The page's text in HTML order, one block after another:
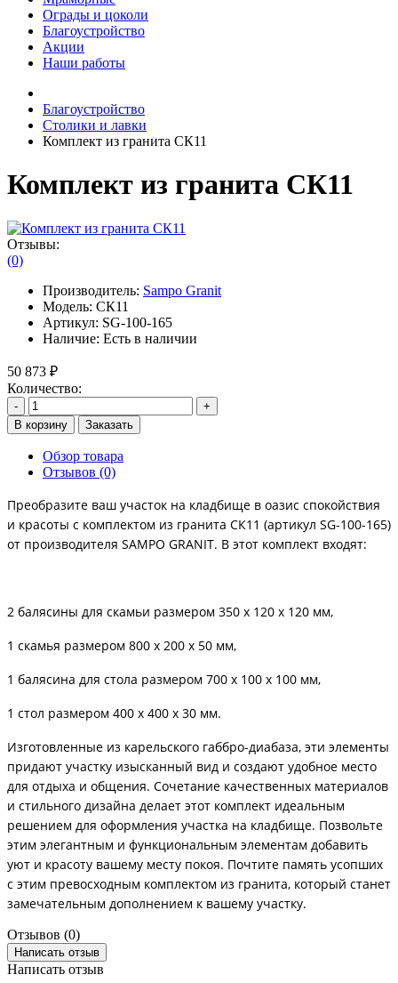
Ограды и цоколи
Благоустройство
Акции
Наши работы
Благоустройство
Столики и лавки
Комплект из гранита СК11
Комплект из гранита СК11
Отзывы:
(0)
Производитель: Sampo Granit
Модель: СК11
Артикул: SG-100-165
Наличие: Есть в наличии
50 873 ₽
Количество:
-
+
В корзину
Заказать
Обзор товара
Отзывов (0)
Преобразите ваш участок на кладбище в оазис спокойствия
и красоты с комплектом из гранита СК11 (артикул SG-100-165)
от производителя SAMPO GRANIT. В этот комплект входят:
2 балясины для скамьи размером 350 х 120 х 120 мм,
1 скамья размером 800 х 200 х 50 мм,
1 балясина для стола размером 700 х 100 х 100 мм,
1 стол размером 400 х 400 х 30 мм.
Изготовленные из карельского габбро-диабаза, эти элементы
придают участку изысканный вид и создают удобное место
для отдыха и общения. Сочетание качественных материалов
и стильного дизайна делает этот комплект идеальным
решением для оформления участка на кладбище. Позвольте
этим элегантным и функциональным элементам добавить
уют и красоту вашему месту покоя. Почтите память усопших
с этим превосходным комплектом из гранита, который станет
замечательным дополнением к вашему участку.
Отзывов (0)
Написать отзыв
Написать отзыв